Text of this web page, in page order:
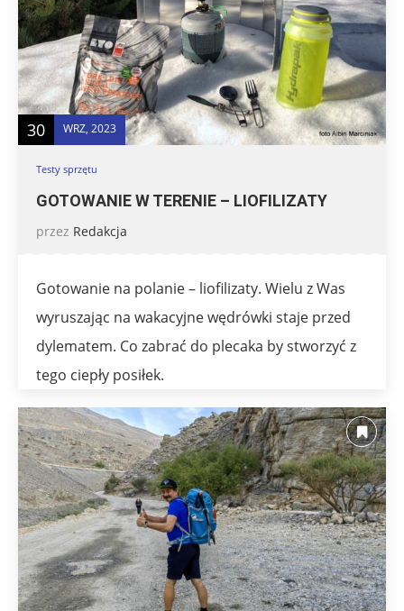
30 WRZ, 2023
Testy sprzętu
GOTOWANIE W TERENIE – LIOFILIZATY
przez Redakcja
Gotowanie na polanie – liofilizaty. Wielu z Was
wyruszając na wakacyjne wędrówki staje przed
dylematem. Co zabrać do plecaka by stworzyć z
tego ciepły posiłek.